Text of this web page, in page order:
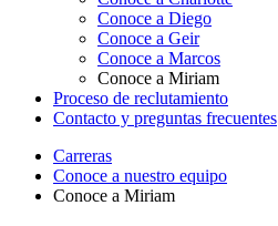
Conoce a Diego
Conoce a Geir
Conoce a Marcos
Conoce a Miriam
Proceso de reclutamiento
Contacto y preguntas frecuentes
Carreras
Conoce a nuestro equipo
Conoce a Miriam